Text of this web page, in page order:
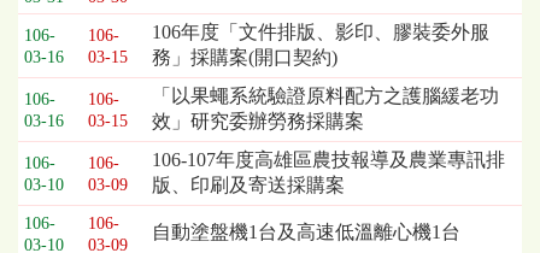
欄
位
依
序
為：
開
標
日
期、
截
106-
03-16
106-
03-15
106年度「文件排版、影印、膠裝委外服
務」採購案(開口契約)
106-
03-16
106-
03-15
「以果蠅系統驗證原料配方之護腦緩老功
效」研究委辦勞務採購案
106-
03-10
106-
03-09
106-107年度高雄區農技報導及農業專訊排
版、印刷及寄送採購案
106-
03-10
106-
03-09
自動塗盤機1台及高速低溫離心機1台